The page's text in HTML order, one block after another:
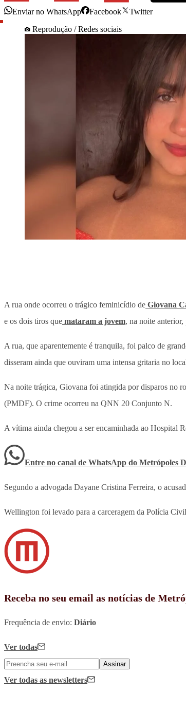
Enviar no WhatsApp Facebook
Twitter
Reprodução / Redes sociais
A rua onde ocorreu o trágico feminicídio de Giovana
e os dois tiros que mataram a jovem, na noite anterior,
A rua, que aparentemente é tranquila, foi palco de
disseram ainda que ouviram uma intensa gritaria no
Na noite trágica, Giovana foi atingida por disparos no
(PMDF). O crime ocorreu na QNN 20 Conjunto N.
A vítima ainda chegou a ser encaminhada ao Hospital
Entre no canal de WhatsApp do Metrópoles
Segundo a advogada Dayane Cristina Ferreira, o
Wellington foi levado para a carceragem da Polícia
Receba no seu email as notícias de
Frequência de envio: Diário
Ver todas
Assinar
Ver todas as newsletters